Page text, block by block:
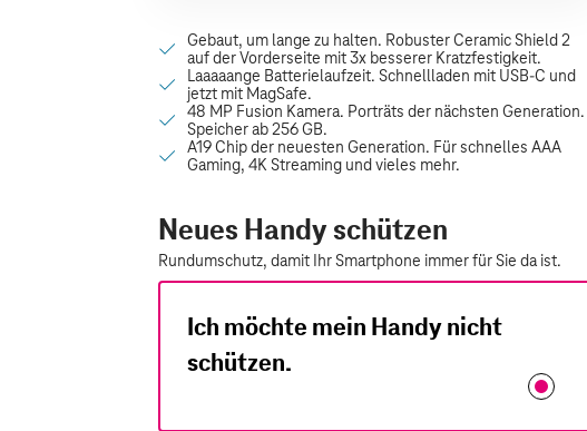
Neues Handy schützen
Rundumschutz, damit Ihr Smartphone immer für Sie da ist.
Ich möchte mein Handy nicht
schützen.